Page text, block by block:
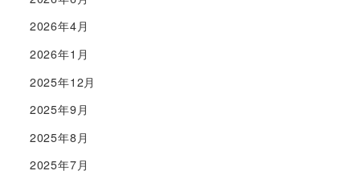
2026年4月
2026年1月
2025年12月
2025年9月
2025年8月
2025年7月